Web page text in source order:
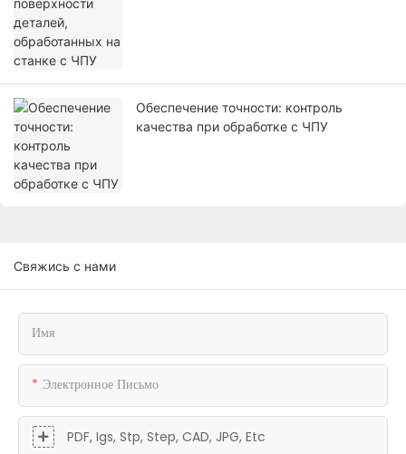
Обеспечение точности: контроль
качества при обработке с ЧПУ
Свяжись с нами
Имя
Электронное Письмо
PDF, Igs, Stp, Step, CAD, JPG, Etc